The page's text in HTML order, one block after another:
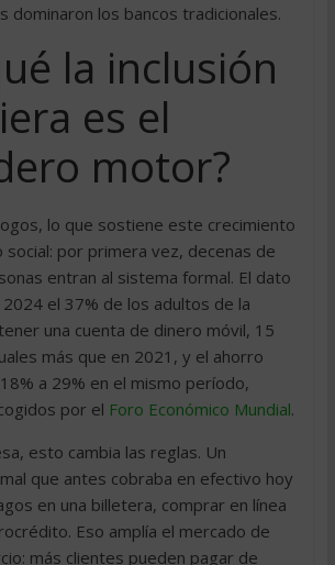
dominaron los bancos tradicionales.
la inclusión
es el
motor?
lo que sostiene este crecimiento
social: por primera vez, decenas de
entran al sistema formal. El dato
el 37% de los adultos de la
una cuenta de dinero móvil, 15
más que en 2021, y el ahorro
a 29% en el mismo período,
por el Foro Económico Mundial.
esto cambia las reglas. Un
que antes cobraba en efectivo hoy
en una billetera, comprar en línea
Eso amplía el mercado de
más clientes pueden pagar de